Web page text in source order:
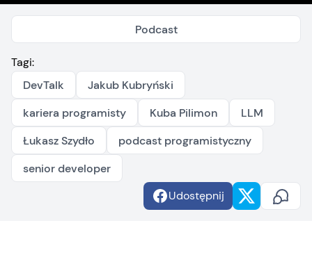
Podcast
Tagi:
DevTalk
Jakub Kubryński
kariera programisty
Kuba Pilimon
LLM
Łukasz Szydło
podcast programistyczny
senior developer
Udostępnij